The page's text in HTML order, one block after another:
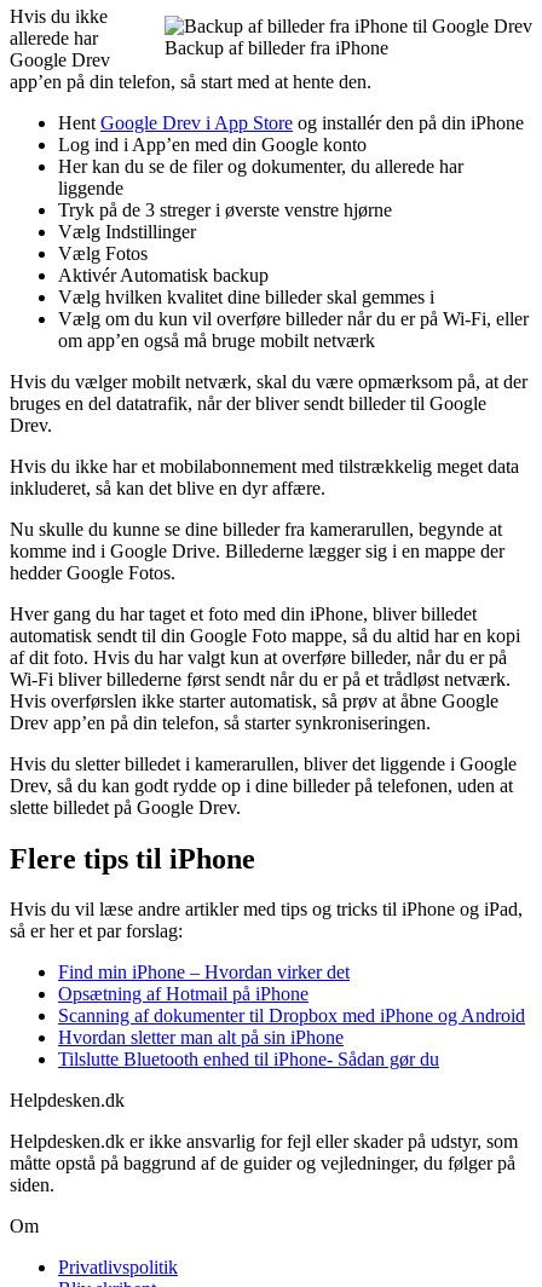
Backup af billeder fra iPhone
Hvis du ikke
allerede har
Google Drev
app’en på din telefon, så start med at hente den.
Hent Google Drev i App Store og installér den på din iPhone
Log ind i App’en med din Google konto
Her kan du se de filer og dokumenter, du allerede har
liggende
Tryk på de 3 streger i øverste venstre hjørne
Vælg Indstillinger
Vælg Fotos
Aktivér Automatisk backup
Vælg hvilken kvalitet dine billeder skal gemmes i
Vælg om du kun vil overføre billeder når du er på Wi-Fi, eller
om app’en også må bruge mobilt netværk
Hvis du vælger mobilt netværk, skal du være opmærksom på, at der
bruges en del datatrafik, når der bliver sendt billeder til Google
Drev.
Hvis du ikke har et mobilabonnement med tilstrækkelig meget data
inkluderet, så kan det blive en dyr affære.
Nu skulle du kunne se dine billeder fra kamerarullen, begynde at
komme ind i Google Drive. Billederne lægger sig i en mappe der
hedder Google Fotos.
Hver gang du har taget et foto med din iPhone, bliver billedet
automatisk sendt til din Google Foto mappe, så du altid har en kopi
af dit foto. Hvis du har valgt kun at overføre billeder, når du er på
Wi-Fi bliver billederne først sendt når du er på et trådløst netværk.
Hvis overførslen ikke starter automatisk, så prøv at åbne Google
Drev app’en på din telefon, så starter synkroniseringen.
Hvis du sletter billedet i kamerarullen, bliver det liggende i Google
Drev, så du kan godt rydde op i dine billeder på telefonen, uden at
slette billedet på Google Drev.
Flere tips til iPhone
Hvis du vil læse andre artikler med tips og tricks til iPhone og iPad,
så er her et par forslag:
Find min iPhone – Hvordan virker det
Opsætning af Hotmail på iPhone
Scanning af dokumenter til Dropbox med iPhone og Android
Hvordan sletter man alt på sin iPhone
Tilslutte Bluetooth enhed til iPhone- Sådan gør du
Helpdesken.dk
Helpdesken.dk er ikke ansvarlig for fejl eller skader på udstyr, som
måtte opstå på baggrund af de guider og vejledninger, du følger på
siden.
Om
Privatlivspolitik